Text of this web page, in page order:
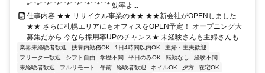
*⌒*⌒*⌒*⌒*⌒*⌒*⌒*⌒* 効率よ...
仕事内容 ★★ リサイクル事業の★★ ★★新会社がOPENしました
★★ さらに札幌エリアにもオフィスをOPEN予定！ オープニング大
募集だから 今なら採用率UPのチャンス★ 未経験さんも主婦さんも...
業界未経験者歓迎 扶養内勤務OK 1日4時間以内OK
主婦・主夫歓迎
フリーター歓迎
シフト自由 学歴不問 平日のみOK 転勤なし
経験不問
未経験者歓迎
フルリモート 午前 経験者歓迎 ネイルOK 夕方
在宅OK